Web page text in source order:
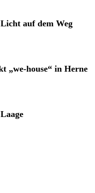
auf dem Weg
„we-house“ in Herne